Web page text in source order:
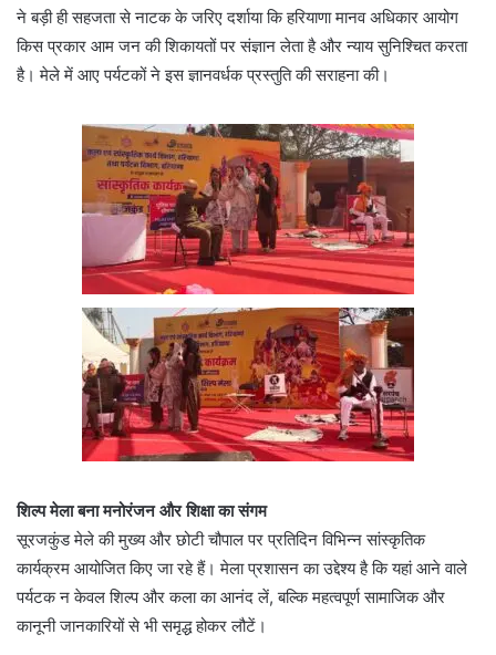
ने बड़ी ही सहजता से नाटक के जरिए दर्शाया कि हरियाणा मानव अधिकार आयोग
किस प्रकार आम जन की शिकायतों पर संज्ञान लेता है और न्याय सुनिश्चित करता
है। मेले में आए पर्यटकों ने इस ज्ञानवर्धक प्रस्तुति की सराहना की।
शिल्प मेला बना मनोरंजन और शिक्षा का संगम
सूरजकुंड मेले की मुख्य और छोटी चौपाल पर प्रतिदिन विभिन्न सांस्कृतिक
कार्यक्रम आयोजित किए जा रहे हैं। मेला प्रशासन का उद्देश्य है कि यहां आने वाले
पर्यटक न केवल शिल्प और कला का आनंद लें, बल्कि महत्वपूर्ण सामाजिक और
कानूनी जानकारियों से भी समृद्ध होकर लौटें।